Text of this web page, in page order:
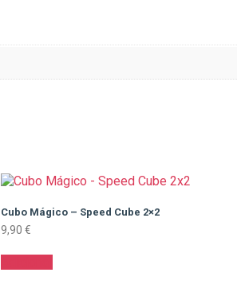
Cubo Mágico – Speed Cube 2×2
9,90 €